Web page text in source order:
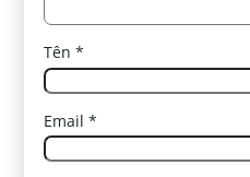
Tên*
Email*